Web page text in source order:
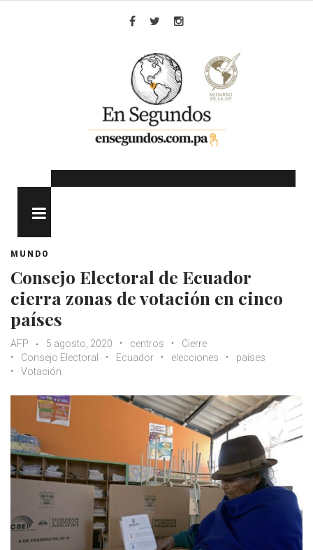
MUNDO
Consejo Electoral de Ecuador
cierra zonas de votación en cinco
países
AFP 5 agosto, 2020 centros
Cierre
Consejo Electoral
Ecuador elecciones
países
Votación